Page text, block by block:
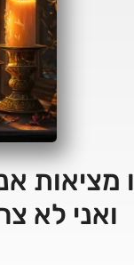
– באיזו
ואני לא